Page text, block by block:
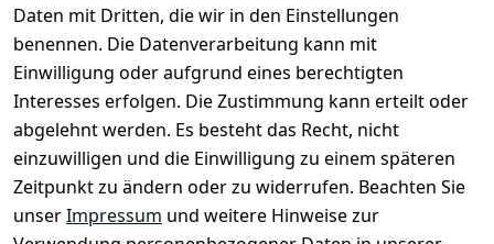
Daten mit Dritten, die wir in den Einstellungen
benennen. Die Datenverarbeitung kann mit
Einwilligung oder aufgrund eines berechtigten
Interesses erfolgen. Die Zustimmung kann erteilt oder
abgelehnt werden. Es besteht das Recht, nicht
einzuwilligen und die Einwilligung zu einem späteren
Zeitpunkt zu ändern oder zu widerrufen. Beachten Sie
unserImpressum und weitere Hinweise zur
Rechtliches
Impressum
Datenschutze
rklärung
Barrierefreihe
itserklärung
Services
Registrieren